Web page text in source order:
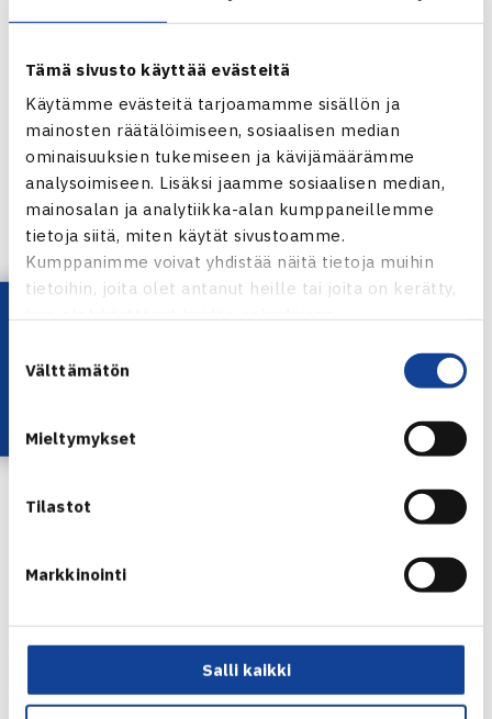
Tämä sivusto käyttää evästeitä
Käytämme evästeitä tarjoamamme sisällön ja
mainosten räätälöimiseen, sosiaalisen median
ominaisuuksien tukemiseen ja kävijämäärämme
analysoimiseen. Lisäksi jaamme sosiaalisen median,
mainosalan ja analytiikka-alan kumppaneillemme
tietoja siitä, miten käytät sivustoamme.
Kumppanimme voivat yhdistää näitä tietoja muihin
tietoihin, joita olet antanut heille tai joita on kerätty,
valinta
Välttämätön
Mieltymykset
Tilastot
Markkinointi
Salli kaikki
syyskuun alussa Jyväskylässä. Turnausvoittoja juhlivat
Iiro VasajaMaileen Nuudi, joille molemmille voitot olivat
ensimmäiset TEHO Sport Finnish Tourilla. Lue lisää
Jyväskylän turnauksestatäältä.
Lataa OmaTennis!